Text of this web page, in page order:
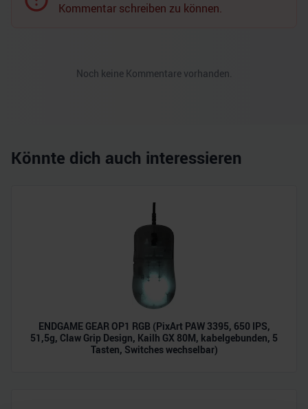
Kommentar schreiben zu können.
Noch keine Kommentare vorhanden.
Könnte dich auch interessieren
ENDGAME GEAR OP1 RGB (PixArt PAW 3395, 650 IPS,
51,5g, Claw Grip Design, Kailh GX 80M, kabelgebunden, 5
Tasten, Switches wechselbar)